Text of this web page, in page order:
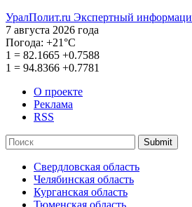
УралПолит.ru Экспертный
7 августа 2026 года
Погода: +21°С
1 = 82.1665 +0.7588
1 = 94.8366 +0.7781
О проекте
Реклама
RSS
Submit
Свердловская область
Челябинская область
Курганская область
Тюменская область